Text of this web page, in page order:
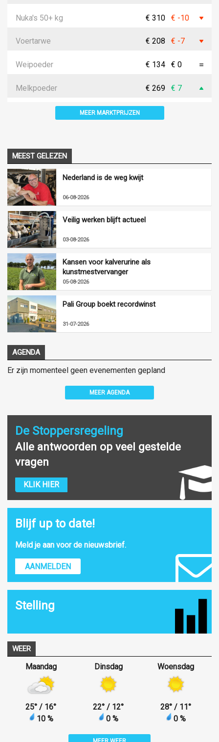
Nuka's 50+ kg € 310 € -10
Voertarwe € 208 € -7
Weipoeder € 134 € 0
Melkpoeder € 269 € 7
MEER MARKTPRIJZEN
MEEST GELEZEN
Nederland is de weg kwijt
06-08-2026
Veilig werken blijft actueel
03-08-2026
Kansen voor kalverurine als
kunstmestvervanger
05-08-2026
Pali Group boekt recordwinst
31-07-2026
AGENDA
Er zijn momenteel geen evenementen gepland
MEER AGENDA
De Stoppersregeling
Alle antwoorden op veel gestelde
vragen
KLIK HIER
Blijf up to date!
Meld je aan voor de nieuwsbrief.
AANMELDEN
Stelling
WEER
Maandag
25° / 16°
10 %
Dinsdag
22° / 12°
0 %
Woensdag
28° / 11°
0 %